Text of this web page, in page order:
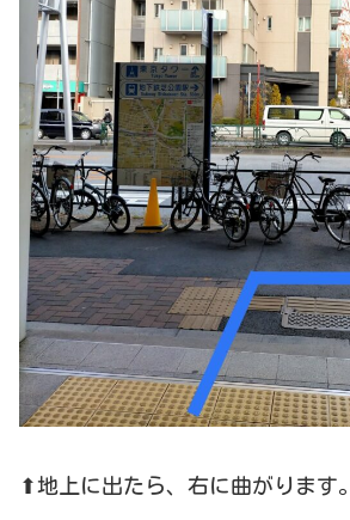
⬆地上に出たら、右に曲がります。